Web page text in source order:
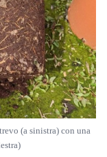
(a sinistra) con una